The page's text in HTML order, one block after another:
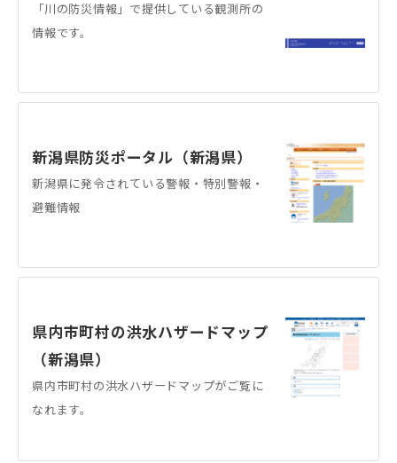
「川の防災情報」で提供している観測所の
情報です。
新潟県防災ポータル（新潟県）
新潟県に発令されている警報・特別警報・
避難情報
県内市町村の洪水ハザードマップ
（新潟県）
県内市町村の洪水ハザードマップがご覧に
なれます。